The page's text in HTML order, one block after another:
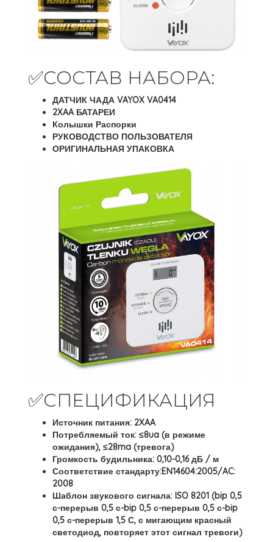
✅СОСТАВ НАБОРА:
ДАТЧИК ЧАДА VAYOX VA0414
2XAA БАТАРЕИ
Колышки Распорки
РУКОВОДСТВО ПОЛЬЗОВАТЕЛЯ
ОРИГИНАЛЬНАЯ УПАКОВКА
✅СПЕЦИФИКАЦИЯ
Источник питания: 2XAA
Потребляемый ток: ≤8ua (в режиме
ожидания), ≤28ma (тревога)
Громкость будильника: 0,10-0,16 дБ / м
Соответствие стандарту:EN14604:2005/AC:
2008
Шаблон звукового сигнала: ISO 8201 (bip 0,5
с-перерыв 0,5 с-bip 0,5 с-перерыв 0,5 с-bip
0,5 с-перерыв 1,5 С, с мигающим красный
светодиод, повторяет этот сигнал тревоги)